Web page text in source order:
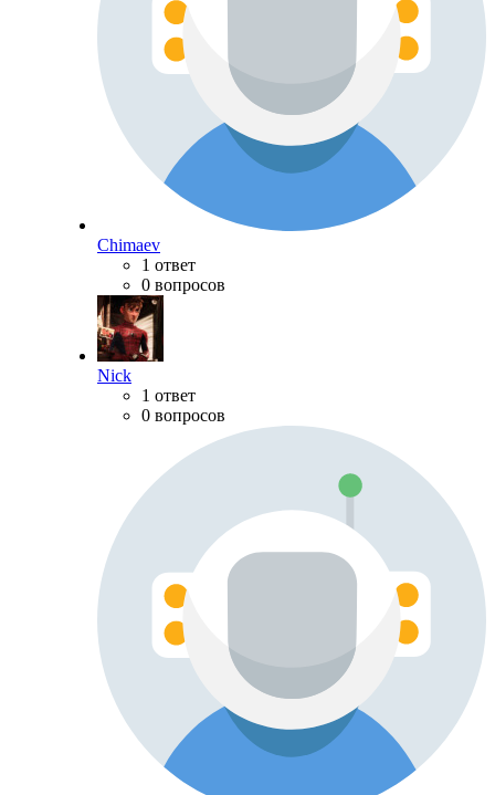
Chimaev
1 ответ
0 вопросов
Nick
1 ответ
0 вопросов